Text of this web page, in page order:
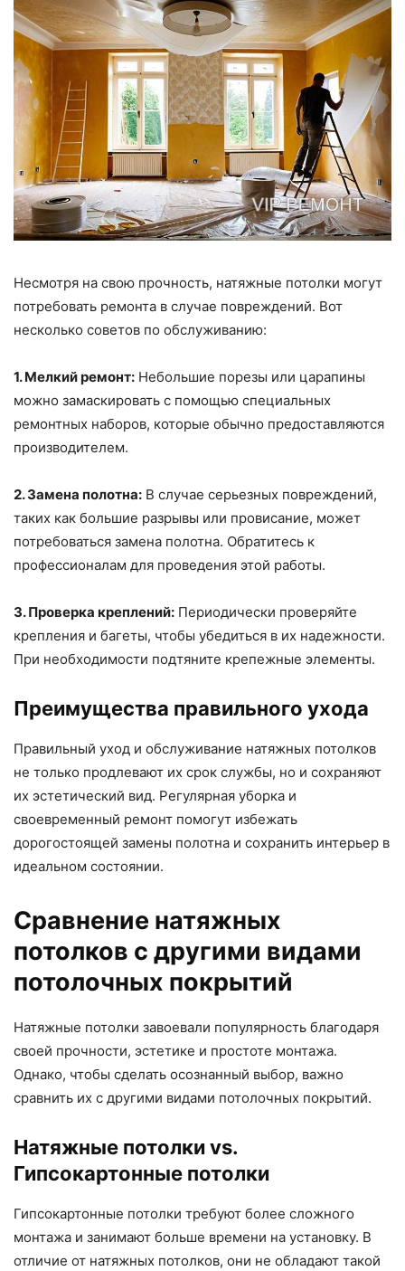
Несмотря на свою прочность, натяжные потолки могут
потребовать ремонта в случае повреждений. Вот
несколько советов по обслуживанию:
1. Мелкий ремонт: Небольшие порезы или царапины
можно замаскировать с помощью специальных
ремонтных наборов, которые обычно предоставляются
производителем.
2. Замена полотна: В случае серьезных повреждений,
таких как большие разрывы или провисание, может
потребоваться замена полотна. Обратитесь к
профессионалам для проведения этой работы.
3. Проверка креплений: Периодически проверяйте
крепления и багеты, чтобы убедиться в их надежности.
При необходимости подтяните крепежные элементы.
Преимущества правильного ухода
Правильный уход и обслуживание натяжных потолков
не только продлевают их срок службы, но и сохраняют
их эстетический вид. Регулярная уборка и
своевременный ремонт помогут избежать
дорогостоящей замены полотна и сохранить интерьер в
идеальном состоянии.
Сравнение натяжных
потолков с другими видами
потолочных покрытий
Натяжные потолки завоевали популярность благодаря
своей прочности, эстетике и простоте монтажа.
Однако, чтобы сделать осознанный выбор, важно
сравнить их с другими видами потолочных покрытий.
Натяжные потолки vs.
Гипсокартонные потолки
Гипсокартонные потолки требуют более сложного
монтажа и занимают больше времени на установку. В
отличие от натяжных потолков, они не обладают такой